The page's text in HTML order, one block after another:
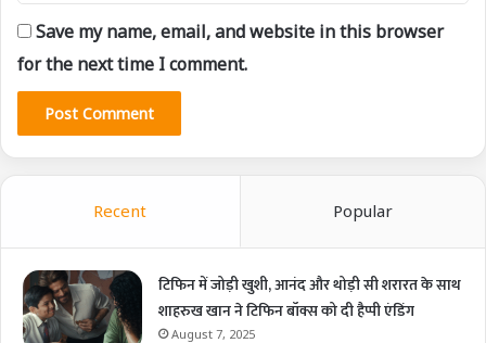
Save my name, email, and website in this browser
for the next time I comment.
Recent Popular
टिफिन में जोड़ी खुशी, आनंद और थोड़ी सी शरारत के साथ
शाहरुख खान ने टिफिन बॉक्स को दी हैप्पी एंडिंग
August 7, 2025